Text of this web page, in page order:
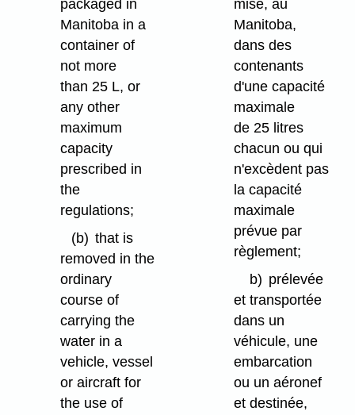
packaged in
Manitoba in a
container of
not more
than 25 L, or
any other
maximum
capacity
prescribed in
the
regulations;
(b) that is
removed in the
ordinary
course of
carrying the
water in a
vehicle, vessel
or aircraft for
the use of
mise, au
Manitoba,
dans des
contenants
d'une capacité
maximale
de 25 litres
chacun ou qui
n'excèdent pas
la capacité
maximale
prévue par
règlement;
b) prélevée
et transportée
dans un
véhicule, une
embarcation
ou un aéronef
et destinée,